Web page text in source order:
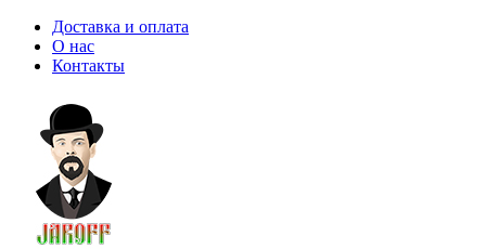
Доставка и оплата
О нас
Контакты